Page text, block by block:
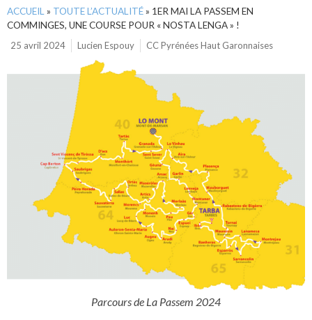
ACCUEIL » TOUTE L’ACTUALITÉ» 1ER MAI LA PASSEM EN
COMMINGES, UNE COURSE POUR « NOSTA LENGA » !
25 avril 2024
Lucien Espouy CC Pyrénées Haut Garonnaises
Parcours de La Passem 2024